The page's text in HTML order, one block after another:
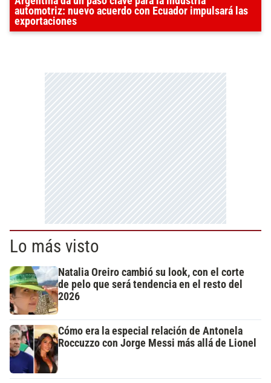
automotriz: nuevo acuerdo con Ecuador impulsará las
exportaciones
Lo más visto
Natalia Oreiro cambió su look, con el corte
de pelo que será tendencia en el resto del
2026
Cómo era la especial relación de Antonela
Roccuzzo con Jorge Messi más allá de Lionel